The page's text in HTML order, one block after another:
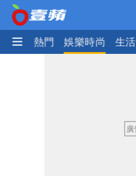
焦點 熱門 娛樂時尚 生活
「終於能交代
白海豚颱風逼近